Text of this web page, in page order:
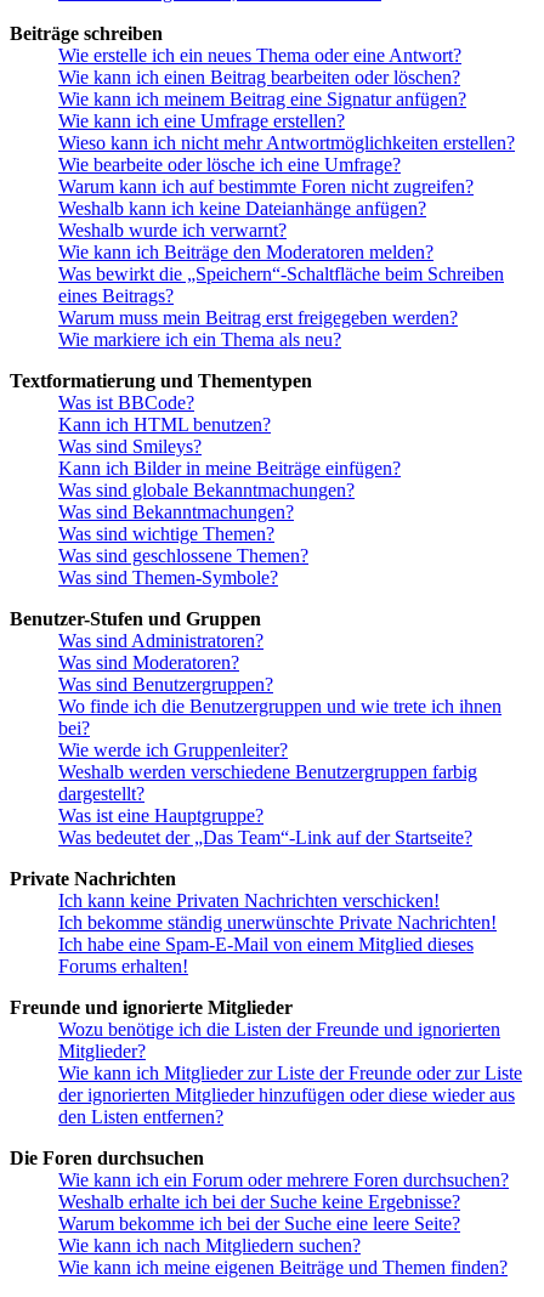
Beiträge schreiben
Wie erstelle ich ein neues Thema oder eine Antwort?
Wie kann ich einen Beitrag bearbeiten oder löschen?
Wie kann ich meinem Beitrag eine Signatur anfügen?
Wie kann ich eine Umfrage erstellen?
Wieso kann ich nicht mehr Antwortmöglichkeiten erstellen?
Wie bearbeite oder lösche ich eine Umfrage?
Warum kann ich auf bestimmte Foren nicht zugreifen?
Weshalb kann ich keine Dateianhänge anfügen?
Weshalb wurde ich verwarnt?
Wie kann ich Beiträge den Moderatoren melden?
Was bewirkt die „Speichern“-Schaltfläche beim Schreiben
eines Beitrags?
Warum muss mein Beitrag erst freigegeben werden?
Wie markiere ich ein Thema als neu?
Textformatierung und Thementypen
Was ist BBCode?
Kann ich HTML benutzen?
Was sind Smileys?
Kann ich Bilder in meine Beiträge einfügen?
Was sind globale Bekanntmachungen?
Was sind Bekanntmachungen?
Was sind wichtige Themen?
Was sind geschlossene Themen?
Was sind Themen-Symbole?
Benutzer-Stufen und Gruppen
Was sind Administratoren?
Was sind Moderatoren?
Was sind Benutzergruppen?
Wo finde ich die Benutzergruppen und wie trete ich ihnen
bei?
Wie werde ich Gruppenleiter?
Weshalb werden verschiedene Benutzergruppen farbig
dargestellt?
Was ist eine Hauptgruppe?
Was bedeutet der „Das Team“-Link auf der Startseite?
Private Nachrichten
Ich kann keine Privaten Nachrichten verschicken!
Ich bekomme ständig unerwünschte Private Nachrichten!
Ich habe eine Spam-E-Mail von einem Mitglied dieses
Forums erhalten!
Freunde und ignorierte Mitglieder
Wozu benötige ich die Listen der Freunde und ignorierten
Mitglieder?
Wie kann ich Mitglieder zur Liste der Freunde oder zur Liste
der ignorierten Mitglieder hinzufügen oder diese wieder aus
den Listen entfernen?
Die Foren durchsuchen
Wie kann ich ein Forum oder mehrere Foren durchsuchen?
Weshalb erhalte ich bei der Suche keine Ergebnisse?
Warum bekomme ich bei der Suche eine leere Seite?
Wie kann ich nach Mitgliedern suchen?
Wie kann ich meine eigenen Beiträge und Themen finden?